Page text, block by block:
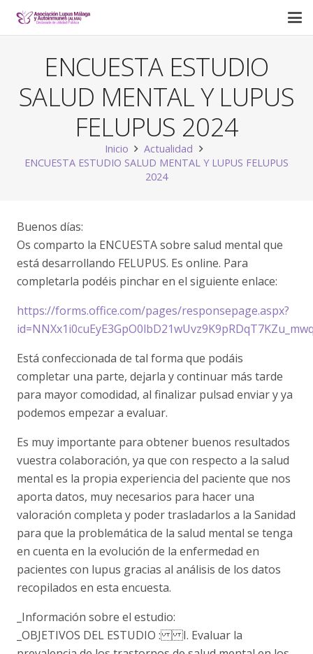
ENCUESTA ESTUDIO
SALUD MENTAL Y LUPUS
FELUPUS 2024
Inicio
Actualidad
ENCUESTA ESTUDIO SALUD MENTAL Y LUPUS FELUPUS
2024
Buenos días:
Os comparto la ENCUESTA sobre salud mental que
está desarrollando FELUPUS. Es online. Para
completarla podéis pinchar en el siguiente enlace:
https://forms.office.com/pages/responsepage.aspx?
Está confeccionada de tal forma que podáis
completar una parte, dejarla y continuar más tarde
para mayor comodidad, al finalizar pulsad enviar y ya
podemos empezar a evaluar.
Es muy importante para obtener buenos resultados
vuestra colaboración, ya que con respecto a la salud
mental es la propia experiencia del paciente que nos
aporta datos, muy necesarios para hacer una
valoración completa y poder trasladarlos a la Sanidad
para que la problemática de la salud mental se tenga
en cuenta en la evolución de la enfermedad en
pacientes con lupus gracias al análisis de los datos
recopilados en esta encuesta.
_Información sobre el estudio:
_OBJETIVOS DEL ESTUDIO : I. Evaluar la